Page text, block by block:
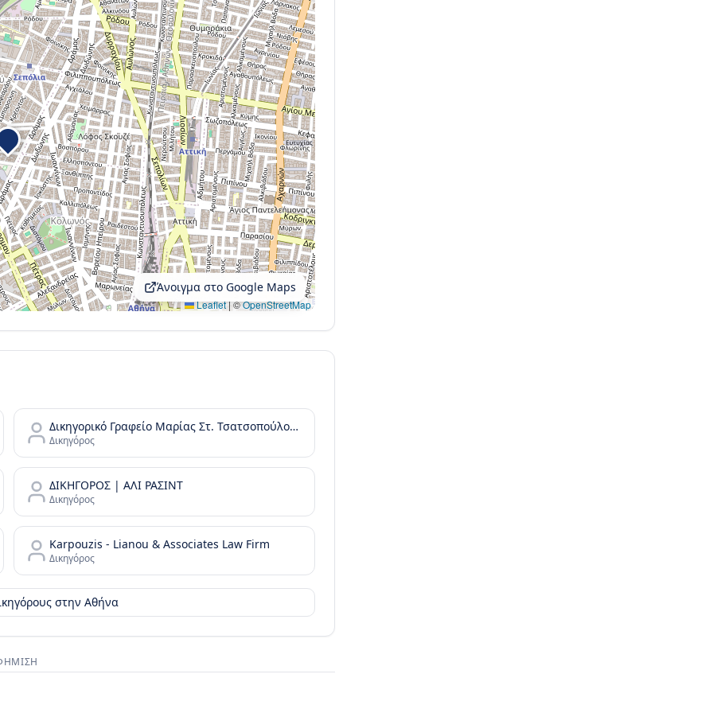
Leaflet|©OpenStreetMap
Άνοιγμα στο Google Maps
Δικηγορικό Γραφείο Μαρίας Στ. Τσατσοπούλου LAW it/Maria Tsatsopoulou Law office
Δικηγόρος
ΔΙΚΗΓΟΡΟΣ | ΑΛΙ ΡΑΣΙΝΤ
Δικηγόρος
Karpouzis - Lianou & Associates Law Firm
Δικηγόρος
στηνΑθήνα